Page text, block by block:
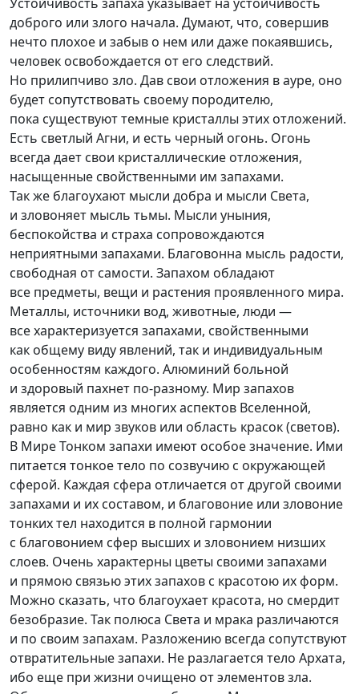
доброго или злого начала. Думают, что, совершив
нечто плохое и забыв о нем или даже покаявшись,
человек освобождается от его следствий.
Но прилипчиво зло. Дав свои отложения в ауре, оно
будет сопутствовать своему породителю,
пока существуют темные кристаллы этих отложений.
Есть светлый Агни, и есть черный огонь. Огонь
всегда дает свои кристаллические отложения,
насыщенные свойственными им запахами.
Так же благоухают мысли добра и мысли Света,
и зловоняет мысль тьмы. Мысли уныния,
беспокойства и страха сопровождаются
неприятными запахами. Благовонна мысль радости,
свободная от самости. Запахом обладают
все предметы, вещи и растения проявленного мира.
Металлы, источники вод, животные, люди —
все характеризуется запахами, свойственными
как общему виду явлений, так и индивидуальным
особенностям каждого. Алюминий больной
и здоровый пахнет по-разному. Мир запахов
является одним из многих аспектов Вселенной,
равно как и мир звуков или область красок (светов).
В Мире Тонком запахи имеют особое значение. Ими
питается тонкое тело по созвучию с окружающей
сферой. Каждая сфера отличается от другой своими
запахами и их составом, и благовоние или зловоние
тонких тел находится в полной гармонии
с благовонием сфер высших и зловонием низших
слоев. Очень характерны цветы своими запахами
и прямою связью этих запахов с красотою их форм.
Можно сказать, что благоухает красота, но смердит
безобразие. Так полюса Света и мрака различаются
и по своим запахам. Разложению всегда сопутствуют
отвратительные запахи. Не разлагается тело Архата,
ибо еще при жизни очищено от элементов зла.